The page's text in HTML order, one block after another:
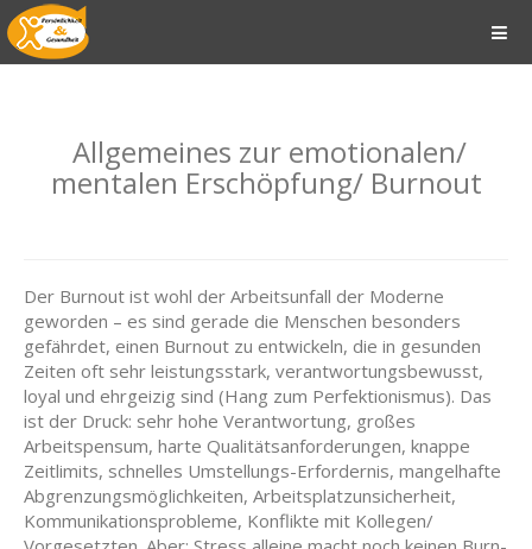
Allgemeines zur emotionalen/
mentalen Erschöpfung/ Burnout
Der Burnout ist wohl der Arbeitsunfall der Moderne
geworden – es sind gerade die Menschen besonders
gefährdet, einen Burnout zu entwickeln, die in gesunden
Zeiten oft sehr leistungsstark, verantwortungsbewusst,
loyal und ehrgeizig sind (Hang zum Perfektionismus). Das
ist der Druck: sehr hohe Verantwortung, großes
Arbeitspensum, harte Qualitätsanforderungen, knappe
Zeitlimits, schnelles Umstellungs-Erfordernis, mangelhafte
Abgrenzungsmöglichkeiten, Arbeitsplatzunsicherheit,
Kommunikationsprobleme, Konflikte mit Kollegen/